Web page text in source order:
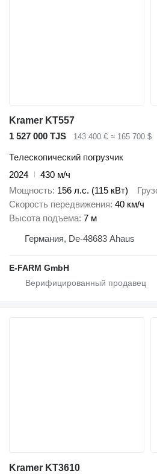
Kramer KT557
1 527 000 TJS
143 400 € ≈ 165 700 $
Телескопический погрузчик
2024
430 м/ч
Мощность 156 л.с. (115 кВт)
Скорость передвижения 40 км/ч
Высота подъема 7 м
Германия, De-48683 Ahaus
E-FARM GmbH
Kramer KT3610